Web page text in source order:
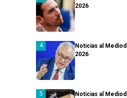
2026
Noticias al
2026
Noticias al